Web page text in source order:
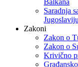
Balkana
Saradnja
Jugoslaviju
Zakoni
Zakon o
Zakon o
Krivično